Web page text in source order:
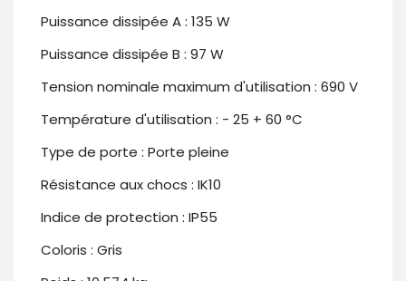
Puissance dissipée A : 135 W
Puissance dissipée B : 97 W
Tension nominale maximum d'utilisation : 690 V
Température d'utilisation : - 25 + 60 °C
Type de porte : Porte pleine
Résistance aux chocs : IK10
Indice de protection : IP55
Coloris : Gris